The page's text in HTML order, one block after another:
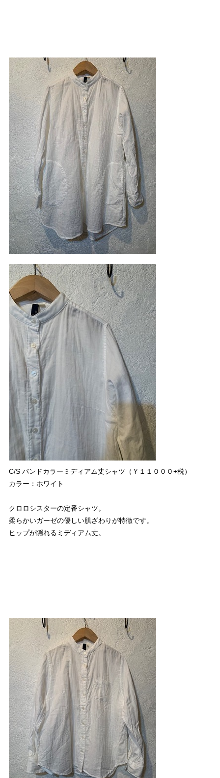
C/S バンドカラーミディアム丈シャツ（￥１１０００+税）
カラー：ホワイト
クロロシスターの定番シャツ。
柔らかいガーゼの優しい肌ざわりが特徴です。
ヒップが隠れるミディアム丈。